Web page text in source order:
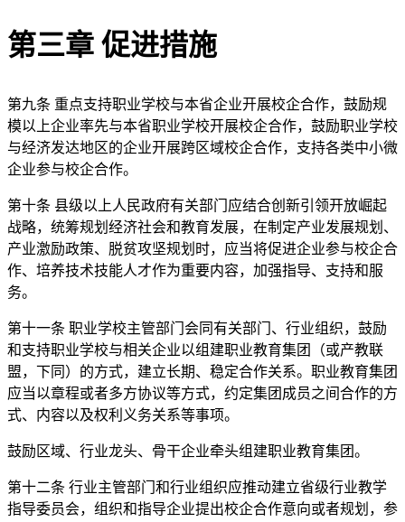
第三章 促进措施
第九条 重点支持职业学校与本省企业开展校企合作，鼓励规
模以上企业率先与本省职业学校开展校企合作，鼓励职业学校
与经济发达地区的企业开展跨区域校企合作，支持各类中小微
企业参与校企合作。
第十条 县级以上人民政府有关部门应结合创新引领开放崛起
战略，统筹规划经济社会和教育发展，在制定产业发展规划、
产业激励政策、脱贫攻坚规划时，应当将促进企业参与校企合
作、培养技术技能人才作为重要内容，加强指导、支持和服
务。
第十一条 职业学校主管部门会同有关部门、行业组织，鼓励
和支持职业学校与相关企业以组建职业教育集团（或产教联
盟，下同）的方式，建立长期、稳定合作关系。职业教育集团
应当以章程或者多方协议等方式，约定集团成员之间合作的方
式、内容以及权利义务关系等事项。
鼓励区域、行业龙头、骨干企业牵头组建职业教育集团。
第十二条 行业主管部门和行业组织应推动建立省级行业教学
指导委员会，组织和指导企业提出校企合作意向或者规划，参